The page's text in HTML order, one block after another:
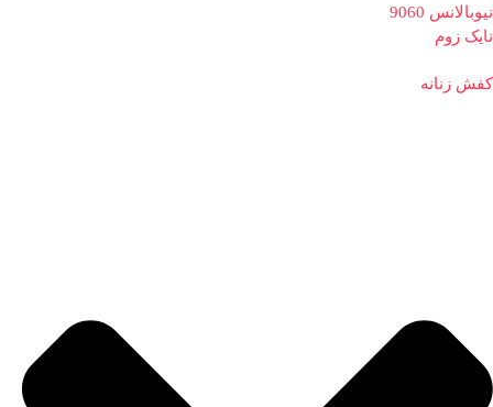
نیوبالانس 9060
نایک زوم
کفش زنانه